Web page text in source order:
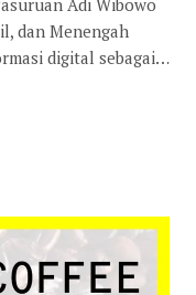
Adi Wibowo
dan Menengah
digital sebagai…